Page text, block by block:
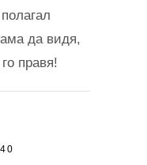
да видя,
правя!